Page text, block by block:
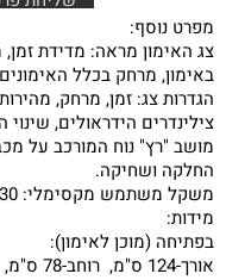
מפרט נוסף:
צג האימון מראה: מדידת
באימון, מרחק בכלל
צילינדרים הידראולים, שינוי
מושב "רץ" נוח המורכב על
החלקה ושחיקה.
משקל משתמש מקסימלי: 130 ק"ג.
מידות:
בפתיחה (מוכן לאימון):
אורך-124 ס"מ, רוחב-78 ס"מ, גובה-26 ס"מ.